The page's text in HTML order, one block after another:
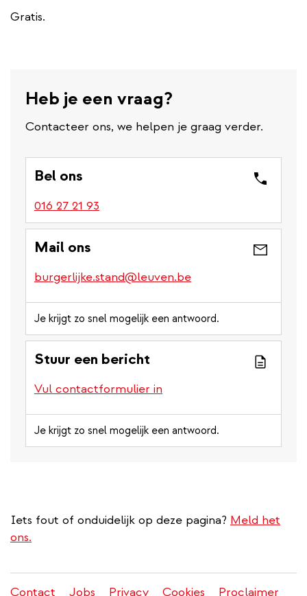
Gratis.
Heb je een vraag?
Contacteer ons, we helpen je graag verder.
Bel ons
016 27 21 93
Mail ons
burgerlijke.stand@leuven.be
Je krijgt zo snel mogelijk een antwoord.
Stuur een bericht
Vul contactformulier in
Je krijgt zo snel mogelijk een antwoord.
Iets fout of onduidelijk op deze pagina? Meld het
ons.
Contact Jobs Privacy Cookies Proclaimer